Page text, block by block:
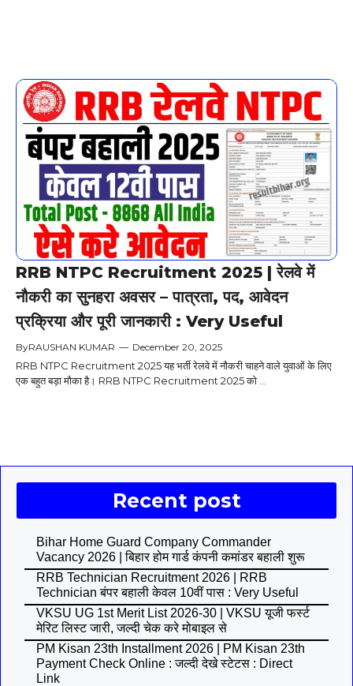
RRB NTPC Recruitment 2025 | रेलवे में
नौकरी का सुनहरा अवसर – पात्रता, पद, आवेदन
प्रक्रिया और पूरी जानकारी : Very Useful
ByRAUSHAN KUMAR — December 20, 2025
RRB NTPC Recruitment 2025 यह भर्ती रेलवे में नौकरी चाहने वाले युवाओं के लिए
एक बहुत बड़ा मौका है। RRB NTPC Recruitment 2025 को ...
Recent post
Bihar Home Guard Company Commander
Vacancy 2026 | बिहार होम गार्ड कंपनी कमांडर बहाली शुरू
RRB Technician Recruitment 2026 | RRB
Technician बंपर बहाली केवल 10वीं पास : Very Useful
VKSU UG 1st Merit List 2026-30 | VKSU यूजी फर्स्ट
मेरिट लिस्ट जारी, जल्दी चेक करे मोबाइल से
PM Kisan 23th Installment 2026 | PM Kisan 23th
Payment Check Online : जल्दी देखे स्टेटस : Direct
Link